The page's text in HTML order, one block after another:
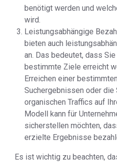
benötigt werden und
wird.
Leistungsabhängige
bieten auch
an. Das bedeutet, dass
bestimmte Ziele erreicht
Erreichen einer
Suchergebnissen oder die
organischen Traffics auf
Modell kann für
sicherstellen möchten,
erzielte Ergebnisse
Es ist wichtig zu beachten,